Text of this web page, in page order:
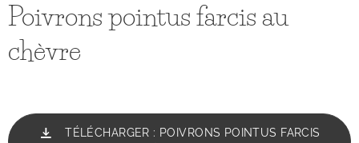
Poivrons pointus farcis au
chèvre
TÉLÉCHARGER : POIVRONS POINTUS FARCIS